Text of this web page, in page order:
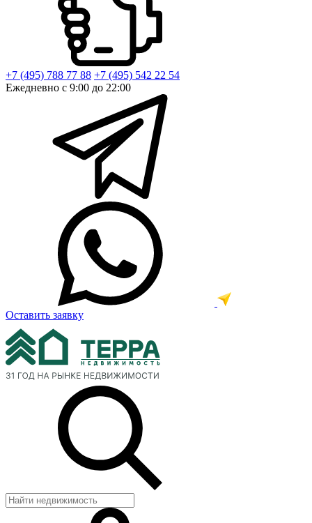
+7 (495) 788 77 88 +7 (495) 542 22 54
Ежедневно с 9:00 до 22:00
Оставить заявку